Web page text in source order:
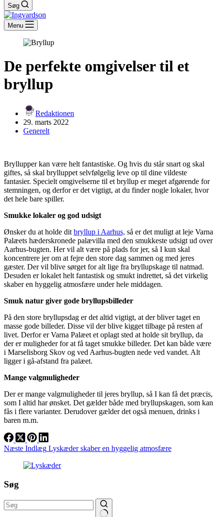
Søg
Menu
De perfekte omgivelser til et
bryllup
Redaktionen
29. marts 2022
Generelt
Bryllupper kan være helt fantastiske. Og hvis du står snart og skal
giftes, så skal brylluppet selvfølgelig leve op til dine vildeste
fantasier. Specielt omgivelserne til et bryllup er meget afgørende for
stemningen, og derfor er det vigtigt, at du finder nogle lokaler, hvor
det hele bare spiller.
Smukke lokaler og god udsigt
Ønsker du at holde dit bryllup i Aarhus, så er det muligt at leje Varna
Palæets hæderskronede palævilla med den smukkeste udsigt ud over
Aarhus-bugten. Her vil alt være på plads for jer, så I kun skal
koncentrere jer om at fejre den store dag sammen og med jeres
gæster. Der vil blive sørget for alt lige fra bryllupskage til natmad.
Desuden er lokalet helt fantastisk og smukt indrettet, så det virkelig
skaber en hyggelig atmosfære under hele middagen.
Smuk natur giver gode bryllupsbilleder
På den store bryllupsdag er det altid vigtigt, at der bliver taget en
masse gode billeder. Disse vil der blive kigget tilbage på resten af
livet. Derfor er Varna Palæet et oplagt sted at holde sit bryllup, da
der er muligheder for at få taget smukke billeder. Det kan både være
i Marselisborg Skov og ved Aarhus-bugten nede ved vandet. Alt
ligger i gå-afstand fra palæet.
Mange valgmuligheder
Der er mange valgmuligheder til jeres bryllup, så I kan få det præcis,
som I altid har ønsket. Det gælder både med bryllupskagen, som kan
fås i flere varianter. Derudover gælder det også menuen, drinks i
baren m.m.
Næste Indlæg Lyskæder skaber en hyggelig atmosfære
Søg